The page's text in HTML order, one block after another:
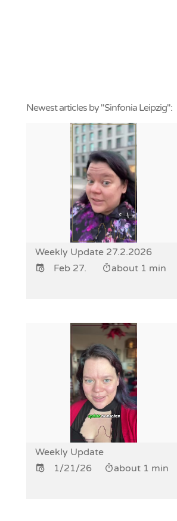
Newest articles by "Sinfonia Leipzig":
Weekly Update 27.2.2026
Feb 27.
about 1 min
Weekly Update
1/21/26
about 1 min